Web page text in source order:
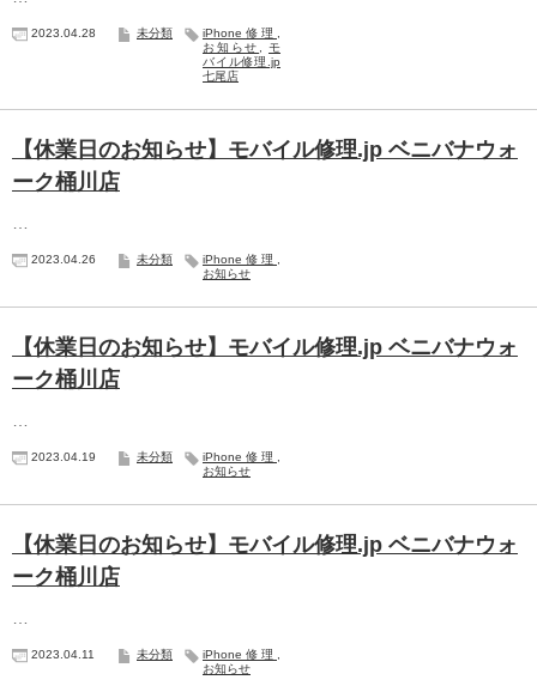
2023.04.28 未分類 iPhone修理
お知らせ
,モ
バイル修理.jp
七尾店
【休業日のお知らせ】モバイル修理.jp ベニバナウォ
ーク桶川店
2023.04.26 未分類 iPhone修理
お知らせ
【休業日のお知らせ】モバイル修理.jp ベニバナウォ
ーク桶川店
2023.04.19 未分類 iPhone修理
お知らせ
【休業日のお知らせ】モバイル修理.jp ベニバナウォ
ーク桶川店
2023.04.11 未分類 iPhone修理
お知らせ